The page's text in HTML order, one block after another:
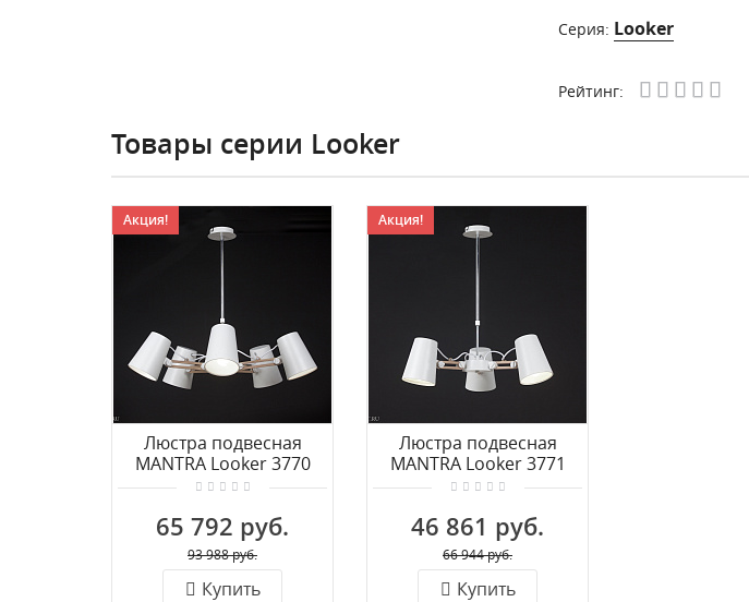
Серия: Looker
Рейтинг:
Товары серии Looker
Акция!
Люстра подвесная
MANTRA Looker 3770
65 792 руб.
93 988 руб.
Купить
Акция!
Люстра подвесная
MANTRA Looker 3771
46 861 руб.
66 944 руб.
Купить